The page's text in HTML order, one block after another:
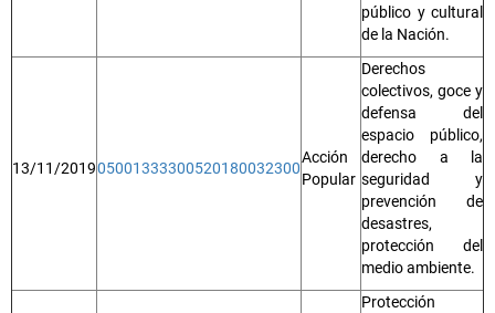
público y cultural
de la Nación.
13/11/201905001333300520180032300
Acción
Popular
Derechos
colectivos, goce y
defensa del
espacio público,
derecho a la
seguridad y
prevención de
desastres,
protección del
medio ambiente.
Protección